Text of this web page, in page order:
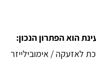
הוא הפתרון הנכון:
/ אימובילייזר